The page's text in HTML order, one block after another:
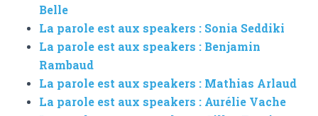
Belle
La parole est aux speakers : Sonia Seddiki
La parole est aux speakers : Benjamin
Rambaud
La parole est aux speakers : Mathias Arlaud
La parole est aux speakers : Aurélie Vache